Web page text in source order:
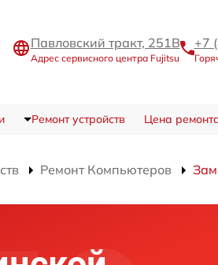
Павловский тракт, 251В
Адрес сервисного центра Fujitsu
+7
Ремонт устройств Цена
Ремонт Компьютеров